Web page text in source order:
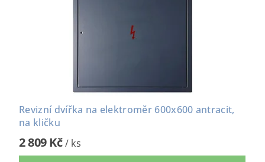
Revizní dvířka na elektroměr 600x600 antracit,
na kličku
2 809 Kč/ ks